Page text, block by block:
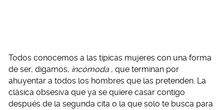
Todos conocemos a las típicas mujeres con una forma
de ser, digamos, incómoda , que terminan por
ahuyentar a todos los hombres que las pretenden. La
clásica obsesiva que ya se quiere casar contigo
después de la segunda cita o la que solo te busca para